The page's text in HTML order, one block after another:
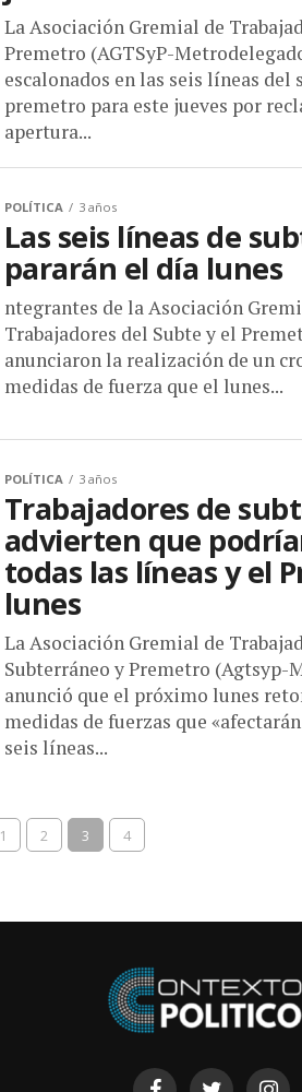
La Asociación Gremial de
Premetro (AGTSyP-
escalonados en las seis líneas del
premetro para este jueves por
apertura...
POLÍTICA 3 años
Las seis líneas de
pararán el día lunes
ntegrantes de la Asociación
Trabajadores del Subte y el
anunciaron la realización de un
medidas de fuerza que el lunes...
POLÍTICA 3 años
Trabajadores de
advierten que
todas las líneas y el
lunes
La Asociación Gremial de
Subterráneo y Premetro (Agtsyp-
anunció que el próximo lunes
medidas de fuerzas que
seis líneas...
1 2 3 4